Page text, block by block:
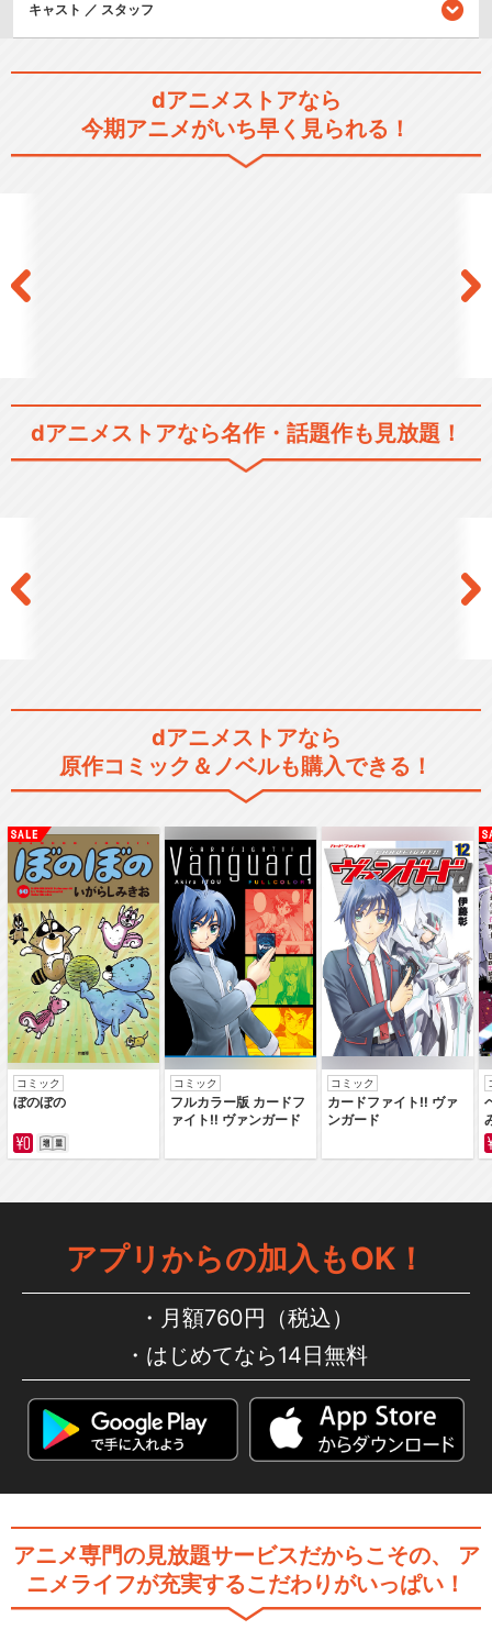
SHOW BY ROCK!!しょ～と!!
SHOW BY ROCK!! STARS!!
O…
O…
Live Musical「SHOW BY R
O…
Live Musical「SHOW BY R
O…
O…
Live Musical「SHOW BY R
O…
キャスト ／ スタッフ
dアニメストアなら
今期アニメがいち早く見られる！
dアニメストアなら名作・話題作も見放題！
dアニメストアなら
原作コミック＆ノベルも購入できる！
コミック
ぼのぼの
コミック
フルカラー版 カードフ
ァイト‼ ヴァンガード
コミック
カードファイト‼ ヴァ
ンガード
アプリからの加入もOK！
月額760円（税込）
はじめてなら14日無料
アニメ専門の見放題サービスだからこその、
ア
ニメライフが充実するこだわりがいっぱい！